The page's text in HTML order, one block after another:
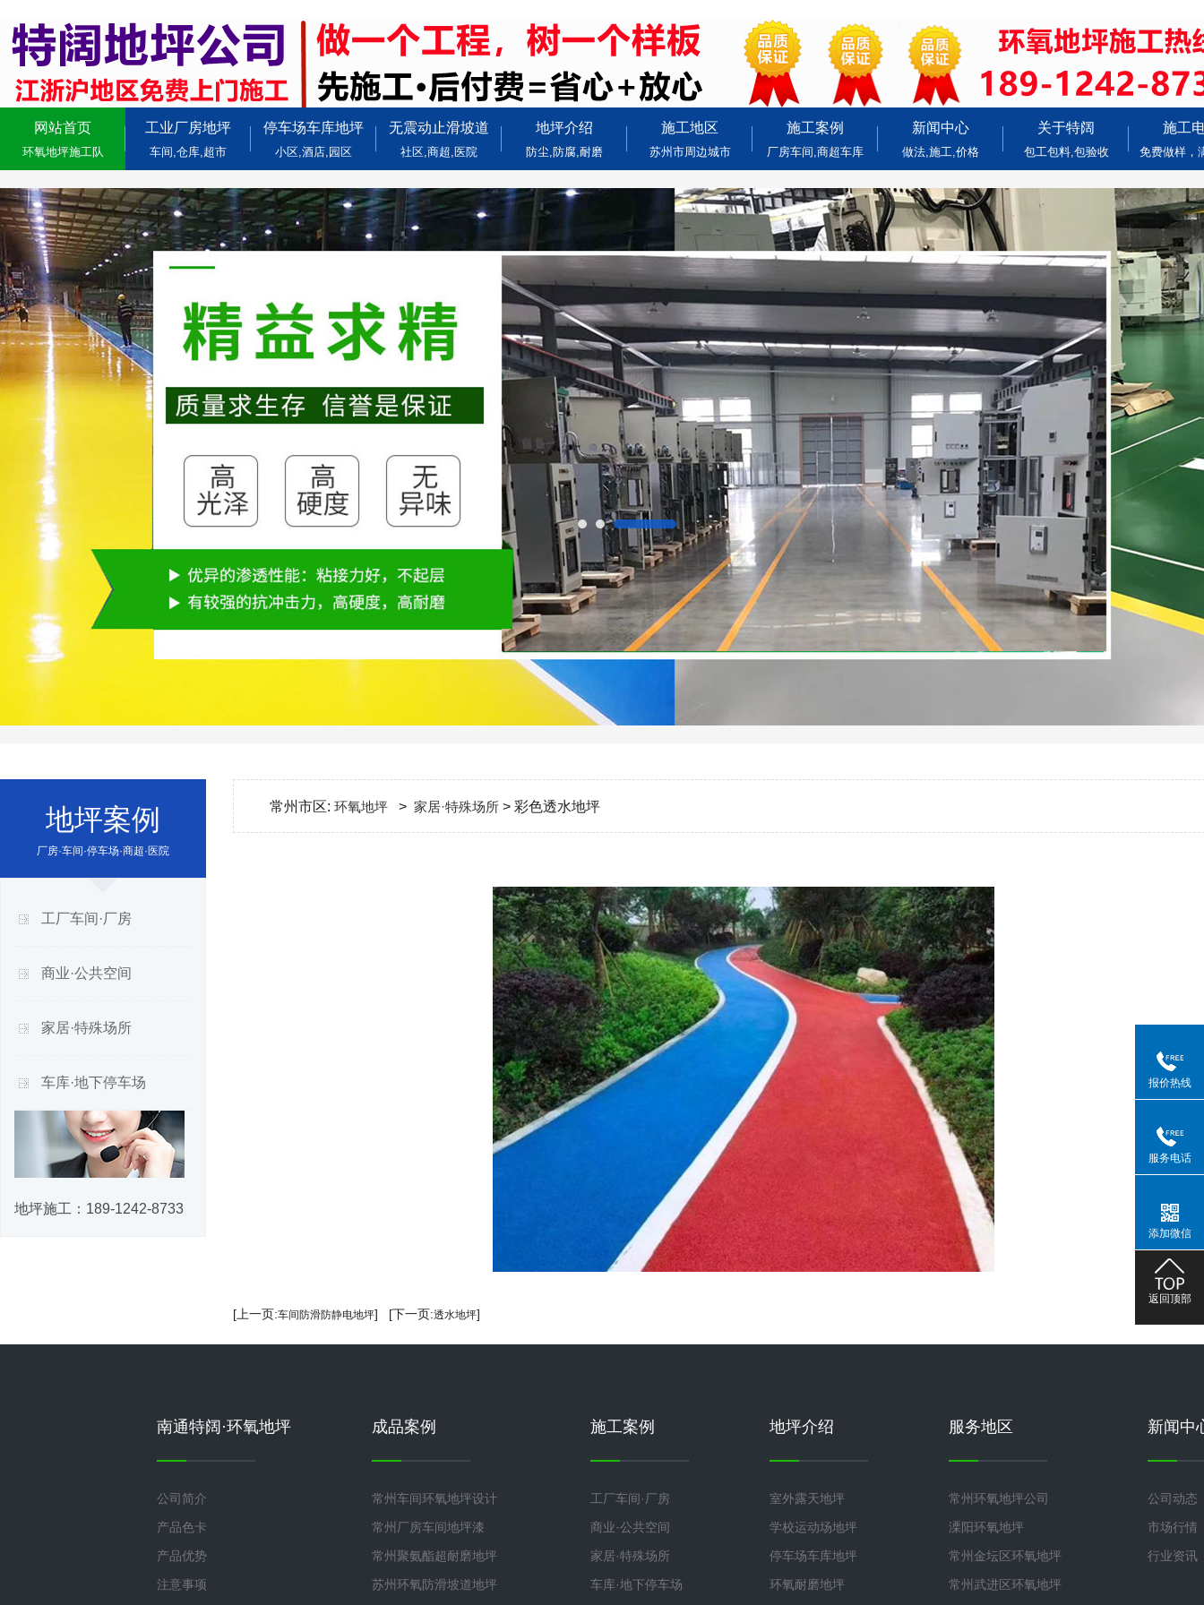
网站首页
环氧地坪施工队
工业厂房地坪
车间,仓库,超市
停车场车库地坪
小区,酒店,园区
无震动止滑坡道
社区,商超,医院
地坪介绍
防尘,防腐,耐磨
施工地区
苏州市周边城市
施工案例
厂房车间,商超车库
新闻中心
做法,施工,价格
关于特阔
包工包料,包验收
施工
免费做样，
地坪案例
厂房·车间·停车场·商超·医院
工厂车间·厂房
商业·公共空间
家居·特殊场所
车库·地下停车场
地坪施工： 189-1242-8733
常州市区: 环氧地坪 > 家居·特殊场所 > 彩色透水地坪
[上一页:车间防滑防静电地坪] [下一页:透水地坪]
南通特阔·环氧地坪
公司简介
产品色卡
产品优势
注意事项
成品案例
常州车间环氧地坪设计
常州厂房车间地坪漆
常州聚氨酯超耐磨地坪
苏州环氧防滑坡道地坪
施工案例
工厂车间·厂房
商业·公共空间
家居·特殊场所
车库·地下停车场
地坪介绍
室外露天地坪
学校运动场地坪
停车场车库地坪
环氧耐磨地坪
服务地区
常州环氧地坪公司
溧阳环氧地坪
常州金坛区环氧地坪
常州武进区环氧地坪
新闻中
公司动态
市场行情
行业资讯
报价热线
服务电话
添加微信
返回顶部